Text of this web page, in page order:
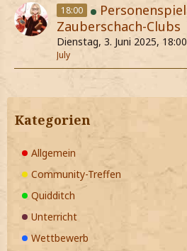
18:00
Zauberschach-Clubs
Dienstag, 3. Juni 2025,
July
Kategorien
Allgemein
Community-Treffen
Quidditch
Unterricht
Wettbewerb